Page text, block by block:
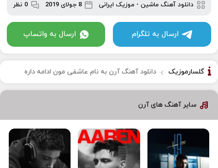
دانلود آهنگ ماشین- موزیک ایرانی 8 جولای 2019 0 نظر
ارسال به تلگرام ارسال به واتساپ
گلسارموزیک دانلود آهنگ آرن به نام عاشقی مون ادامه داره
سایر آهنگ های آرن